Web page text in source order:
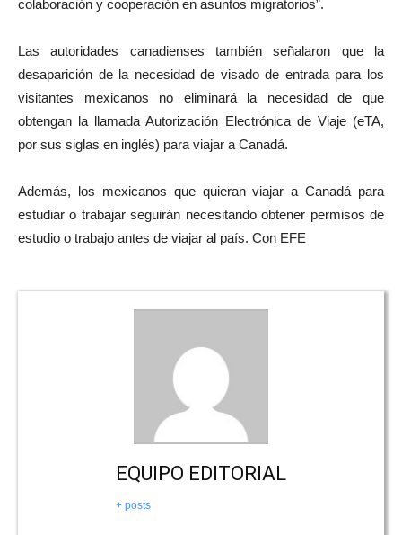
colaboración y cooperación en asuntos migratorios”.
Las autoridades canadienses también señalaron que la
desaparición de la necesidad de visado de entrada para los
visitantes mexicanos no eliminará la necesidad de que
obtengan la llamada Autorización Electrónica de Viaje (eTA,
por sus siglas en inglés) para viajar a Canadá.
Además, los mexicanos que quieran viajar a Canadá para
estudiar o trabajar seguirán necesitando obtener permisos de
estudio o trabajo antes de viajar al país. Con EFE
EQUIPO EDITORIAL
+ posts